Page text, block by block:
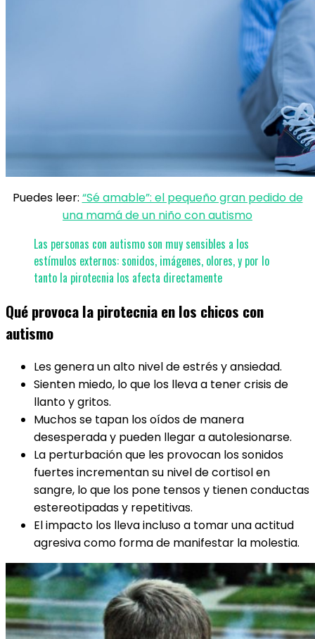
Puedes leer: “Sé amable”: el pequeño gran pedido de
una mamá de un niño con autismo
Las personas con autismo son muy sensibles a los
estímulos externos: sonidos, imágenes, olores, y por lo
tanto la pirotecnia los afecta directamente
Qué provoca la pirotecnia en los chicos con
autismo
Les genera un alto nivel de estrés y ansiedad.
Sienten miedo, lo que los lleva a tener crisis de
llanto y gritos.
Muchos se tapan los oídos de manera
desesperada y pueden llegar a autolesionarse.
La perturbación que les provocan los sonidos
fuertes incrementan su nivel de cortisol en
sangre, lo que los pone tensos y tienen conductas
estereotipadas y repetitivas.
El impacto los lleva incluso a tomar una actitud
agresiva como forma de manifestar la molestia.